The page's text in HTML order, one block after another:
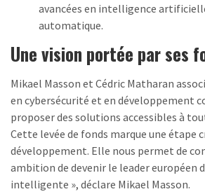
avancées en intelligence
automatique.
Une vision portée par ses
Mikael Masson et Cédric Matharan
en cybersécurité et en développement
proposer des solutions accessibles à
Cette levée de fonds marque une étape
développement. Elle nous permet de
ambition de devenir le leader européen
intelligente », déclare Mikael Masson.